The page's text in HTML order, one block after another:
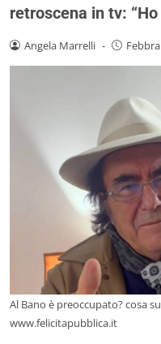
retroscena in tv: “Ho
Angela Marrelli -
Al Bano è preoccupato? cosa
www.felicitapubblica.it